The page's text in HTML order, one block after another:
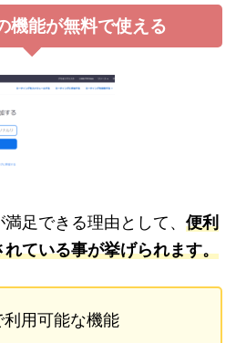
機能が無料で使える
足できる理由として、 便利
ている事が挙げられます。
利用可能な機能